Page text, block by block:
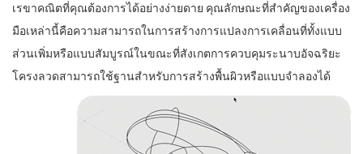
เรขาคณิตที่คุณต้องการได้อย่างง่ายดาย คุณลักษณะที่สำคัญของเครื่อง
มือเหล่านี้คือความสามารถในการสร้างการแปลงการเคลื่อนที่ทั้งแบบ
ส่วนเพิ่มหรือแบบสัมบูรณ์ในขณะที่สังเกตการควบคุมระนาบอัจฉริยะ
โครงลวดสามารถใช้ฐานสำหรับการสร้างพื้นผิวหรือแบบจำลองได้